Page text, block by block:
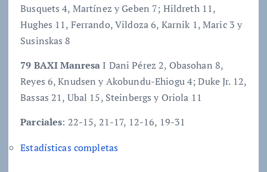
Busquets 4, Martínez y Geben 7; Hildreth 11,
Hughes 11, Ferrando, Vildoza 6, Karnik 1, Maric 3 y
Susinskas 8
79 BAXI Manresa I Dani Pérez 2, Obasohan 8,
Reyes 6, Knudsen y Akobundu-Ehiogu 4; Duke Jr. 12,
Bassas 21, Ubal 15, Steinbergs y Oriola 11
Parciales: 22-15, 21-17, 12-16, 19-31
Estadísticas completas